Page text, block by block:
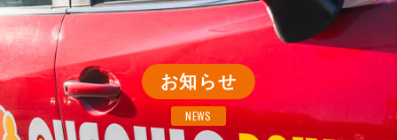
お知らせ
NEWS